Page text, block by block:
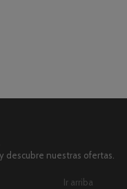
descubre nuestras ofertas.
Ir arriba